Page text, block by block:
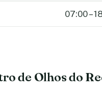
07:00 –
de Olhos do